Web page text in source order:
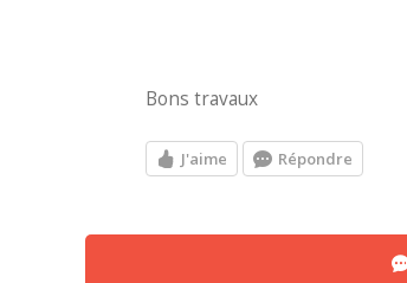
Bons travaux
J'aime Répondre